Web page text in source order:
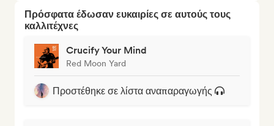
Πρόσφατα έδωσαν ευκαιρίες σε αυτούς τους
καλλιτέχνες
Crucify Your Mind
Red Moon Yard
Προστέθηκε σε λίστα αναπαραγωγής